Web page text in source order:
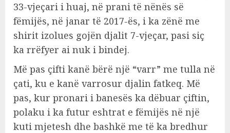
33-vjeçari i huaj, në prani të nënës së
fëmijës, në janar të 2017-ës, i ka zënë me
shirit izolues gojën djalit 7-vjeçar, pasi siç
ka rrëfyer ai nuk i bindej.
Më pas çifti kanë bërë një “varr” me tulla në
çati, ku e kanë varrosur djalin fatkeq. Më
pas, kur pronari i banesës ka dëbuar çiftin,
polaku i ka futur eshtrat e fëmijës në një
kuti mjetesh dhe bashkë me të ka bredhur